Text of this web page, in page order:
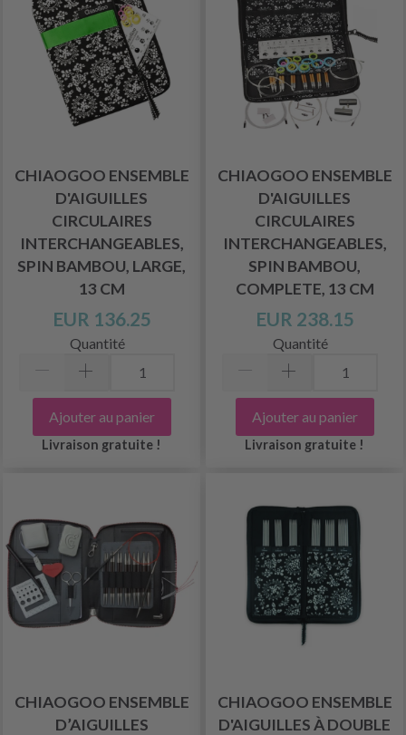
CHIAOGOO ENSEMBLE
D'AIGUILLES
CIRCULAIRES
INTERCHANGEABLES,
SPIN BAMBOU, LARGE,
13 CM
EUR 136.25
Quantité
Ajouter au panier
Livraison gratuite !
CHIAOGOO ENSEMBLE
D'AIGUILLES
CIRCULAIRES
INTERCHANGEABLES,
SPIN BAMBOU,
COMPLETE, 13 CM
EUR 238.15
Quantité
Ajouter au panier
Livraison gratuite !
CHIAOGOO ENSEMBLE
D’AIGUILLES
CHIAOGOO ENSEMBLE
D'AIGUILLES À DOUBLE